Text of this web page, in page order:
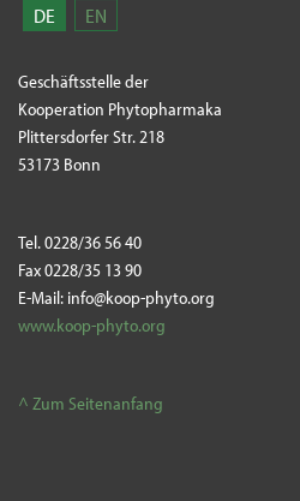
DE EN
Geschäftsstelle der
Kooperation Phytopharmaka
Plittersdorfer Str. 218
53173 Bonn
Tel. 0228/36 56 40
Fax 0228/35 13 90
E-Mail: info@koop-phyto.org
www.koop-phyto.org
^ Zum Seitenanfang